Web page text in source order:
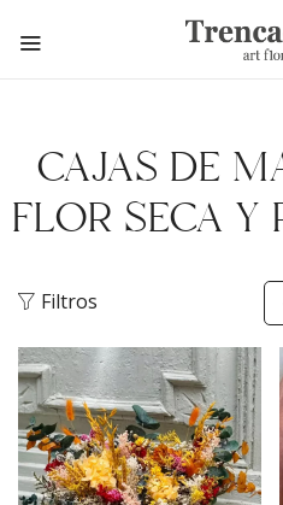
CAJAS DE
FLOR SECA Y
Filtros